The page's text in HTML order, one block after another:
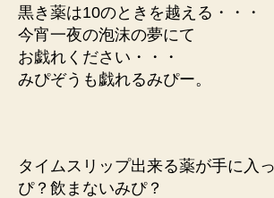
黒き薬は10のときを越える・・・
今宵一夜の泡沫の夢にて
お戯れください・・・
みぴぞうも戯れるみぴー。
タイムスリップ出来る薬が手に入
ぴ？飲まないみぴ？